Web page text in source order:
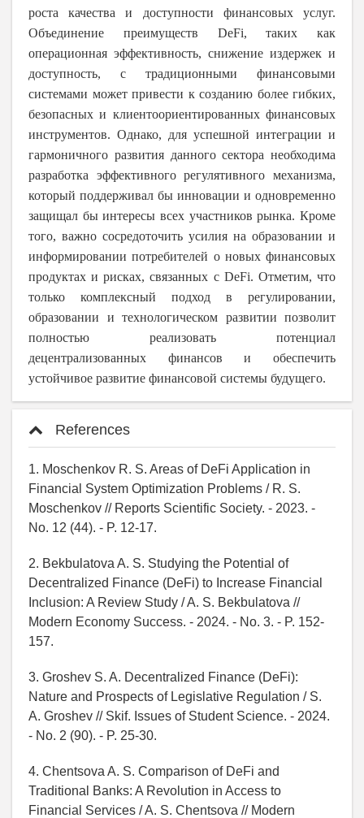
роста качества и доступности финансовых услуг.
Объединение преимуществ DeFi, таких как
операционная эффективность, снижение издержек и
доступность, с традиционными финансовыми
системами может привести к созданию более гибких,
безопасных и клиентоориентированных финансовых
инструментов. Однако, для успешной интеграции и
гармоничного развития данного сектора необходима
разработка эффективного регулятивного механизма,
который поддерживал бы инновации и одновременно
защищал бы интересы всех участников рынка. Кроме
того, важно сосредоточить усилия на образовании и
информировании потребителей о новых финансовых
продуктах и рисках, связанных с DeFi. Отметим, что
только комплексный подход в регулировании,
образовании и технологическом развитии позволит
полностью реализовать потенциал
децентрализованных финансов и обеспечить
устойчивое развитие финансовой системы будущего.
References
1. Moschenkov R. S. Areas of DeFi Application in
Financial System Optimization Problems / R. S.
Moschenkov // Reports Scientific Society. - 2023. -
No. 12 (44). - P. 12-17.
2. Bekbulatova A. S. Studying the Potential of
Decentralized Finance (DeFi) to Increase Financial
Inclusion: A Review Study / A. S. Bekbulatova //
Modern Economy Success. - 2024. - No. 3. - P. 152-
157.
3. Groshev S. A. Decentralized Finance (DeFi):
Nature and Prospects of Legislative Regulation / S.
A. Groshev // Skif. Issues of Student Science. - 2024.
- No. 2 (90). - P. 25-30.
4. Chentsova A. S. Comparison of DeFi and
Traditional Banks: A Revolution in Access to
Financial Services / A. S. Chentsova // Modern